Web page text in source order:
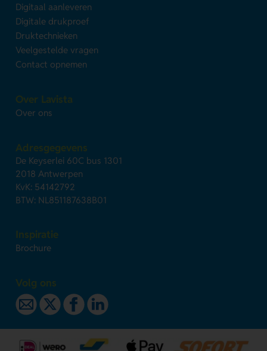
Digitaal aanleveren
Digitale drukproef
Druktechnieken
Veelgestelde vragen
Contact opnemen
Over Lavista
Over ons
Adresgegevens
De Keyserlei 60C bus 1301
2018 Antwerpen
KvK: 54142792
BTW: NL851187638B01
Inspiratie
Brochure
Volg ons